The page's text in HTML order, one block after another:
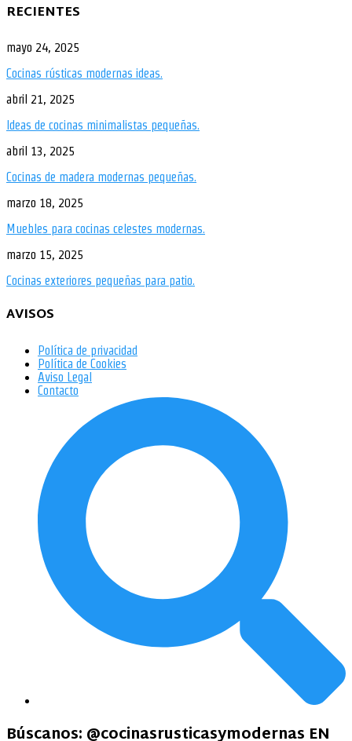
RECIENTES
mayo 24, 2025
Cocinas rústicas modernas ideas.
abril 21, 2025
Ideas de cocinas minimalistas pequeñas.
abril 13, 2025
Cocinas de madera modernas pequeñas.
marzo 18, 2025
Muebles para cocinas celestes modernas.
marzo 15, 2025
Cocinas exteriores pequeñas para patio.
AVISOS
Política de privacidad
Política de Cookies
Aviso Legal
Contacto
Búscanos: @cocinasrusticasymodernas EN